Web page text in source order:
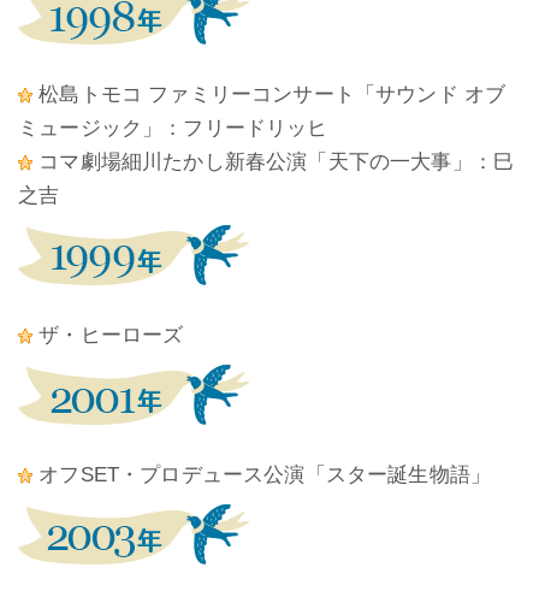
松島トモコ ファミリーコンサート「サウンド オブ
ミュージック」：フリードリッヒ
コマ劇場細川たかし新春公演「天下の一大事」：巳
之吉
ザ・ヒーローズ
オフSET・プロデュース公演「スター誕生物語」